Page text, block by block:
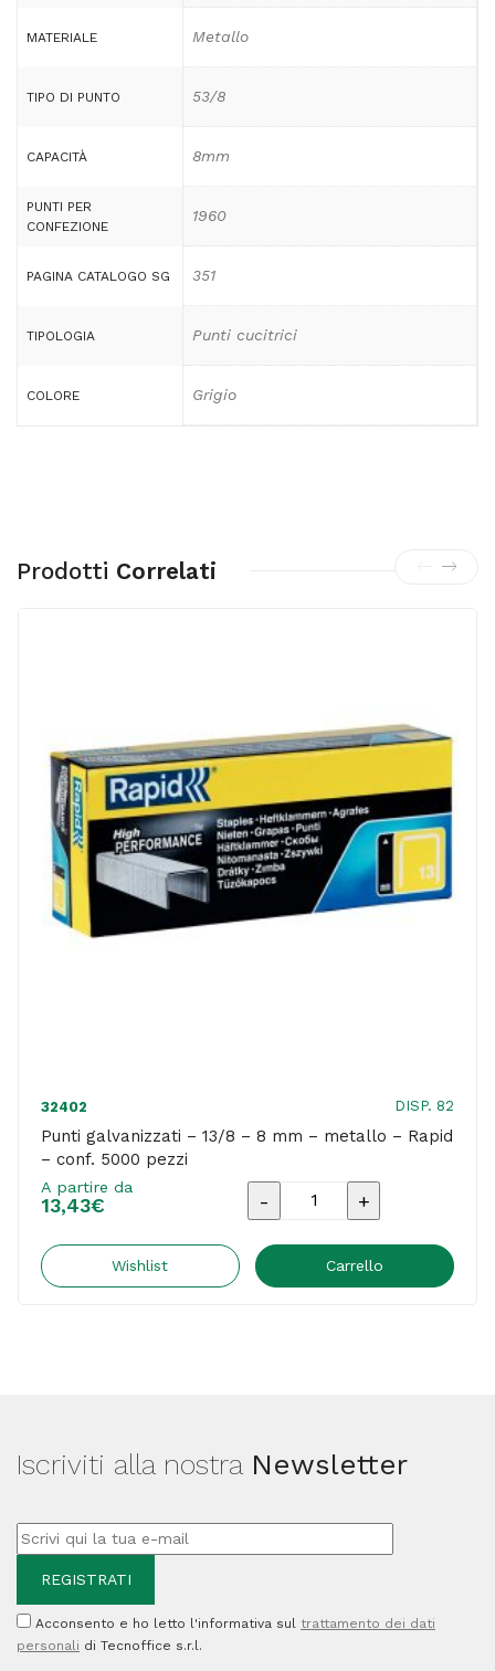
MATERIALE Metallo
TIPO DI PUNTO 53/8
CAPACITÀ 8mm
PUNTI PER
CONFEZIONE
1960
PAGINA CATALOGO SG 351
TIPOLOGIA Punti cucitrici
COLORE Grigio
Prodotti Correlati
32402 DISP. 82
Punti galvanizzati – 13/8 – 8 mm – metallo – Rapid
– conf. 5000 pezzi
A partire da
13,43€
Punti
-
metallo
Rapid
-
5000
Wishlist Carrello
Iscriviti alla nostra Newsletter
Acconsento e ho letto l'informativa sul trattamento dei dati
personali di Tecnoffice s.r.l.